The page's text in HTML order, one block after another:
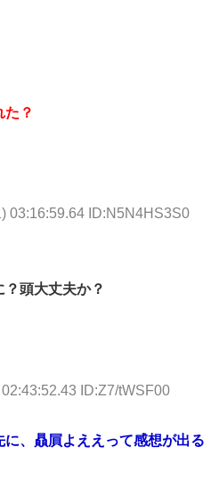
た？
03:16:59.64 ID:N5N4HS3S0
頭大丈夫か？
ID:Z7/tWSF00
、贔屓よええって感想が出る